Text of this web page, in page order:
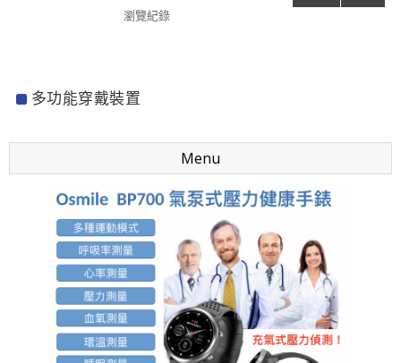
瀏覽紀錄
多功能穿戴裝置
Menu